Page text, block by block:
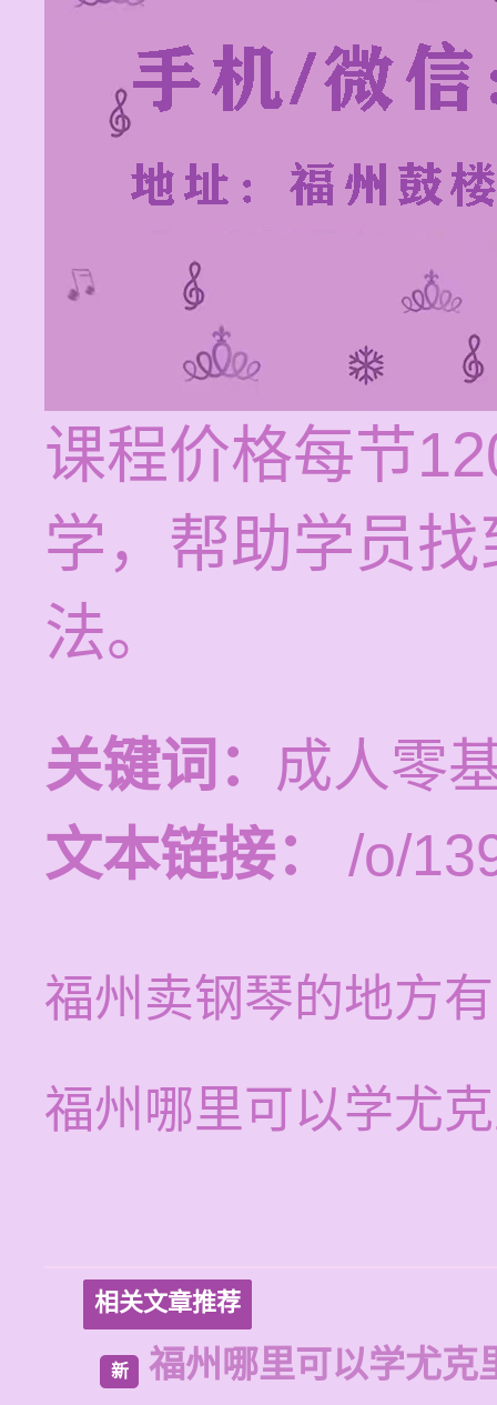
课程价格每节
学，帮助学员
法。
关键词： 成人零
文本链接：
/o/
福州卖钢琴的地方
福州哪里可以学尤
相关文章推荐
新 福州哪里可以学尤克